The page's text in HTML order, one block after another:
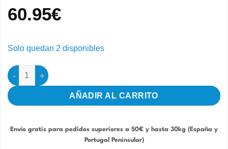
60.95€
Solo quedan 2 disponibles
Yellow Factor + Protector 1000ml (Luteina Liquida) cantidad
AÑADIR AL CARRITO
Envío gratis para pedidos superiores a 50€ y hasta 30kg (España y
Portugal Peninsular)